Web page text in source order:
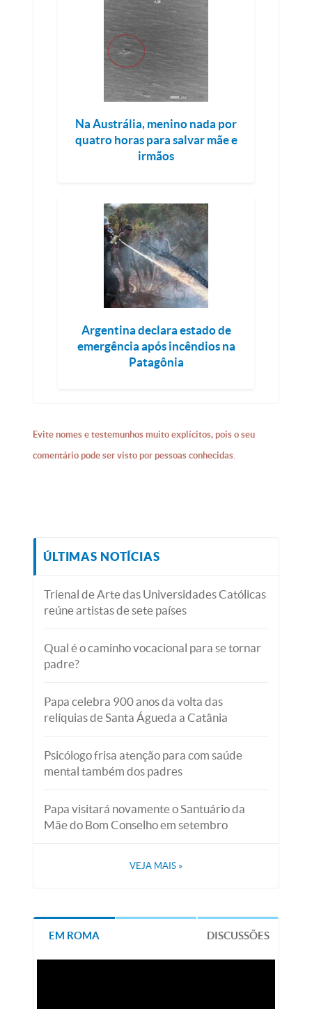
Na Austrália, menino nada por
quatro horas para salvar mãe e
irmãos
Argentina declara estado de
emergência após incêndios na
Patagônia
Evite nomes e testemunhos muito explícitos, pois o seu
comentário pode ser visto por pessoas conhecidas.
ÚLTIMAS NOTÍCIAS
Trienal de Arte das Universidades Católicas
reúne artistas de sete países
Qual é o caminho vocacional para se tornar
padre?
Papa celebra 900 anos da volta das
relíquias de Santa Águeda a Catânia
Psicólogo frisa atenção para com saúde
mental também dos padres
Papa visitará novamente o Santuário da
Mãe do Bom Conselho em setembro
VEJA MAIS »
EM ROMA DISCUSSÕES